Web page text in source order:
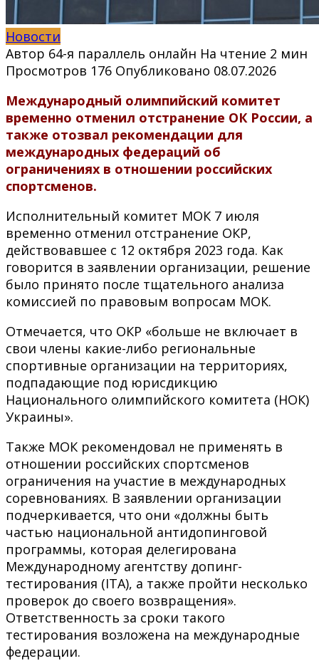
Новости
Автор 64-я параллель онлайн На чтение 2 мин
Просмотров 176 Опубликовано 08.07.2026
Международный олимпийский комитет
временно отменил отстранение ОК России, а
также отозвал рекомендации для
международных федераций об
ограничениях в отношении российских
спортсменов.
Исполнительный комитет МОК 7 июля
временно отменил отстранение ОКР,
действовавшее с 12 октября 2023 года. Как
говорится в заявлении организации, решение
было принято после тщательного анализа
комиссией по правовым вопросам МОК.
Отмечается, что ОКР «больше не включает в
свои члены какие-либо региональные
спортивные организации на территориях,
подпадающие под юрисдикцию
Национального олимпийского комитета (НОК)
Украины».
Также МОК рекомендовал не применять в
отношении российских спортсменов
ограничения на участие в международных
соревнованиях. В заявлении организации
подчеркивается, что они «должны быть
частью национальной антидопинговой
программы, которая делегирована
Международному агентству допинг-
тестирования (ITA), а также пройти несколько
проверок до своего возвращения».
Ответственность за сроки такого
тестирования возложена на международные
федерации.